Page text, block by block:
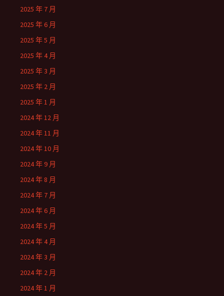
2025 年 7 月
2025 年 6 月
2025 年 5 月
2025 年 4 月
2025 年 3 月
2025 年 2 月
2025 年 1 月
2024 年 12 月
2024 年 11 月
2024 年 10 月
2024 年 9 月
2024 年 8 月
2024 年 7 月
2024 年 6 月
2024 年 5 月
2024 年 4 月
2024 年 3 月
2024 年 2 月
2024 年 1 月